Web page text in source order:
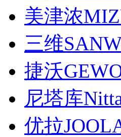
美津浓
三维
捷沃
尼塔库
优拉